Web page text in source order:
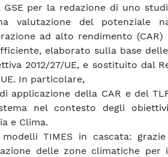
per la redazione di uno
valutazione del potenziale
ad alto rendimento (CAR)
elaborato sulla base
2012/27/UE, e sostituito dal
In particolare,
applicazione della CAR e del
nel contesto degli
e Clima.
TIMES in cascata:
delle zone climatiche per